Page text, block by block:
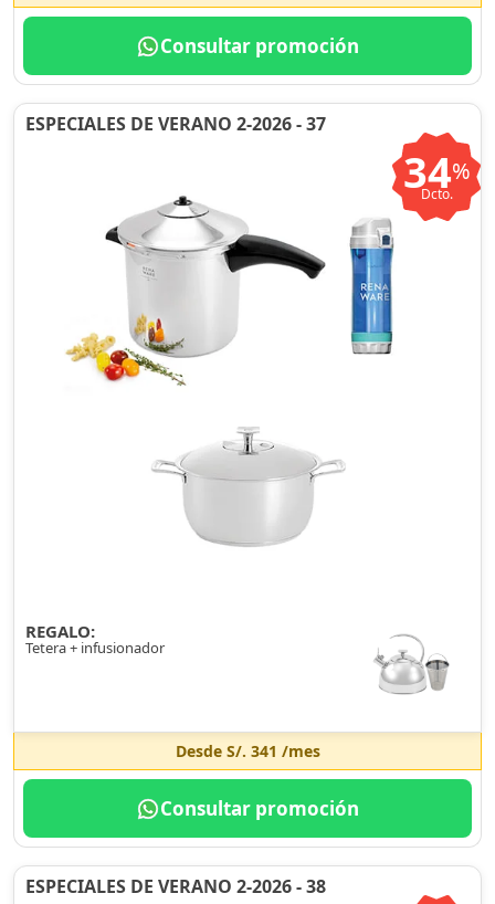
Consultar promoción
ESPECIALES DE VERANO 2-2026 - 37
34%
Dcto.
REGALO:
Tetera + infusionador
Desde S/. 341 /mes
Consultar promoción
ESPECIALES DE VERANO 2-2026 - 38